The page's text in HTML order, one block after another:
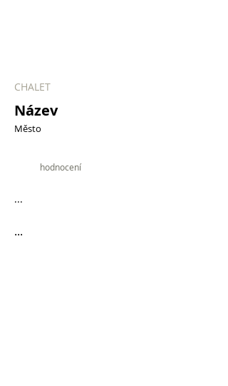
CHALET
Název
Město
hodnocení
...
...